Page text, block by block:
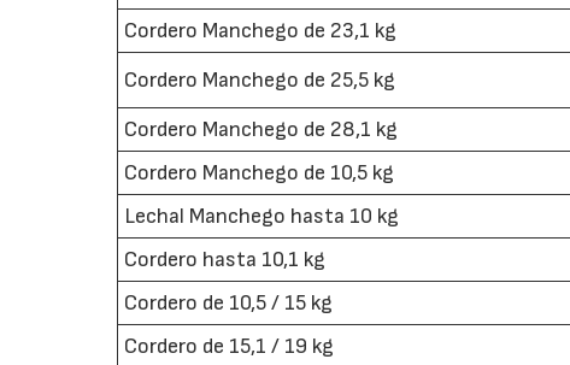
Cordero Manchego de 23,1 kg
Cordero Manchego de 25,5 kg
Cordero Manchego de 28,1 kg
Cordero Manchego de 10,5 kg
Lechal Manchego hasta 10 kg
Cordero hasta 10,1 kg
Cordero de 10,5 / 15 kg
Cordero de 15,1 / 19 kg